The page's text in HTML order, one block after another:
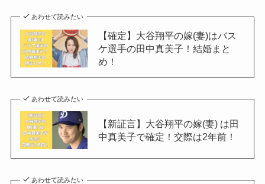
あわせて読みたい
【確定】大谷翔平の嫁(妻)はバス
ケ選手の田中真美子！結婚まと
め！
あわせて読みたい
【新証言】大谷翔平の嫁(妻) は田
中真美子で確定！交際は2年前！
あわせて読みたい